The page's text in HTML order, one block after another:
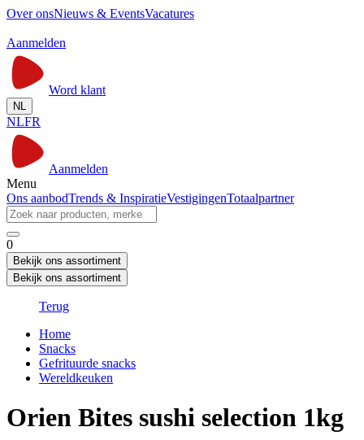
Over onsNieuws & EventsVacatures
Aanmelden
Word klant
NL
NLFR
Aanmelden
Menu
Ons aanbodTrends & InspiratieVestigingenTotaalpartner
0
Bekijk ons assortiment
Bekijk ons assortiment
Terug
Home
Snacks
Gefrituurde snacks
Wereldkeuken
Orien Bites sushi selection 1kg